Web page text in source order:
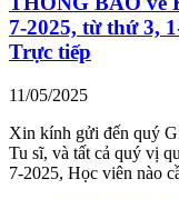
7-2025, từ thứ 3,
Trực tiếp
11/05/2025
Xin kính gửi đến quý
Tu sĩ, và tất cả quý vị
7-2025, Học viên nào